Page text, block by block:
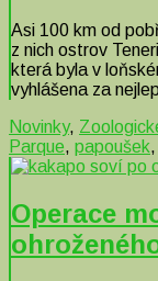
Asi 100 km od
z nich ostrov
která byla v
vyhlášena za
Novinky,
Parque, papoušek,
Operace